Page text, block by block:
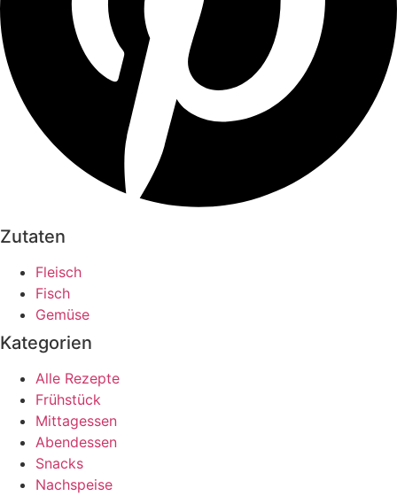
Zutaten
Fleisch
Fisch
Gemüse
Kategorien
Alle Rezepte
Frühstück
Mittagessen
Abendessen
Snacks
Nachspeise